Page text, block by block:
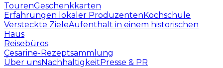
TourenGeschenkkarten
Erfahrungen lokaler ProduzentenKochschule
Versteckte ZieleAufenthalt in einem historischen
Haus
Reisebüros
Cesarine-Rezeptsammlung
Über unsNachhaltigkeitPresse & PR